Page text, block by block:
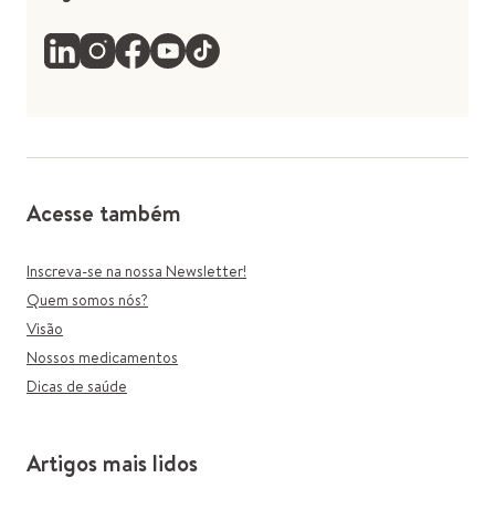
Acesse também
Inscreva-se na nossa Newsletter!
Quem somos nós?
Visão
Nossos medicamentos
Dicas de saúde
Artigos mais lidos